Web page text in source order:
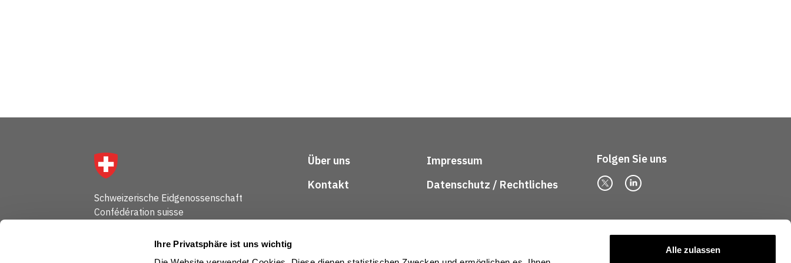
Ihre Privatsphäre ist uns wichtig
Alle zulassen
Schweizerische Eidgenossenschaft
Confédération suisse
Confederaziun svizra
Über uns
Kontakt
Impressum
Datenschutz / Rechtliches
Folgen Sie uns